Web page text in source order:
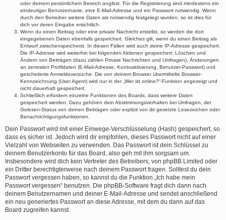
oder deinem persönlichem Bereich angibst. Für die Registrierung sind mindestens ein
eindeutiger Benutzername, eine E-Mail-Adresse und ein Passwort notwendig. Wenn
durch den Betreiber weitere Daten als notwendig festgelegt wurden, so ist dies für
dich vor deren Eingabe ersichtlich.
Wenn du einen Beitrag oder eine private Nachricht erstellst, so werden die dort
eingegebenen Daten ebenfalls gespeichert. Gleiches gilt, wenn du einen Beitrag als
Entwurf zwischenspeicherst. In diesen Fällen wird auch deine IP-Adresse gespeichert.
Die IP-Adresse wird weiterhin bei folgenden Aktionen gespeichert: Löschen und
Ändern von Beiträgen (dazu zählen Private Nachrichten und Umfragen), Änderungen
an zentralen Profildaten (E-Mail-Adresse, Kontoaktivierung, Benutzer-Passwort) und
gescheiterte Anmeldeversuche. Die von deinem Browser übermittelte Browser-
Kennzeichnung (User Agent) wird nur in der „Wer ist online?“-Funktion angezeigt und
nicht dauerhaft gespeichert.
Schließlich erfordern einzelne Funktionen des Boards, dass weitere Daten
gespeichert werden. Dazu gehören dein Abstimmungsverhalten bei Umfragen, der
Gelesen-Status von deinen Beiträgen oder explizit von dir gesetzte Lesezeichen oder
Benachrichtigungsfunktionen.
Dein Passwort wird mit einer Einwege-Verschlüsselung (Hash) gespeichert, so
dass es sicher ist. Jedoch wird dir empfohlen, dieses Passwort nicht auf einer
Vielzahl von Webseiten zu verwenden. Das Passwort ist dein Schlüssel zu
deinem Benutzerkonto für das Board, also geh mit ihm sorgsam um.
Insbesondere wird dich kein Vertreter des Betreibers, von phpBB Limited oder
ein Dritter berechtigterweise nach deinem Passwort fragen. Solltest du dein
Passwort vergessen haben, so kannst du die Funktion „Ich habe mein
Passwort vergessen“ benutzen. Die phpBB-Software fragt dich dann nach
deinem Benutzernamen und deiner E-Mail-Adresse und sendet anschließend
ein neu generiertes Passwort an diese Adresse, mit dem du dann auf das
Board zugreifen kannst.